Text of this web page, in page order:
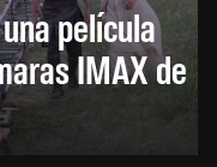
película
IMAX de